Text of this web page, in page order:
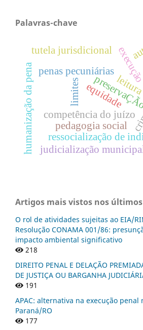
Palavras-chave
penas pecuniárias
preservaÇÃo
leitura
humanização da pena ressocialização de
competência do juízo
tutela jurisdicional
equidade
limites
judicialização
pedagogia social
Artigos mais vistos nos últimos
O rol de atividades sujeitas ao EIA/
Resolução CONAMA 001/86:
impacto ambiental significativo
218
DIREITO PENAL E DELAÇÃO
DE JUSTIÇA OU BARGANHA
191
APAC: alternativa na execução penal
Paraná/RO
177